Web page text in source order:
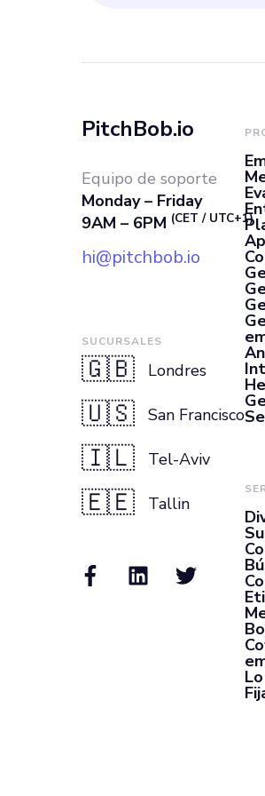
a
PitchBob.io
Equipo de soporte
Monday – Friday
9AM – 6PM (CET / UTC+1)
hi@pitchbob.io
SUCURSALES
🇬🇧 Londres
🇺🇸 San Francisco
🇮🇱 Tel-Aviv
🇪🇪 Tallin